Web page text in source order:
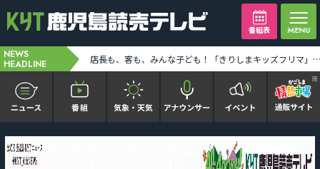
番組表
NEWS
HEADLINE 103万匹が死滅…長島町沖の赤潮被害24億円超 県内で過去2番目の深刻被害 [2026-08-06 19:37:00] 24時間テレビキャラバンカー大隅地区 テーマは「わたしの家族の話～あなたは誰を想う？～」 [2026-08-06 19:39:00]
かごピタ FAMILIAR